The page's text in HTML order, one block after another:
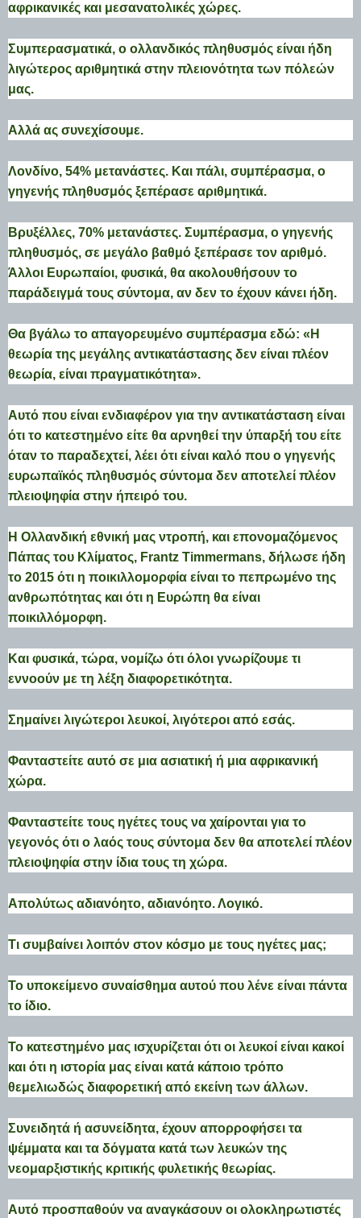
αφρικανικές και μεσανατολικές χώρες.
Συμπερασματικά, ο ολλανδικός πληθυσμός είναι ήδη
λιγώτερος αριθμητικά στην πλειονότητα των πόλεών
μας.
Αλλά ας συνεχίσουμε.
Λονδίνο, 54% μετανάστες. Και πάλι, συμπέρασμα, ο
γηγενής πληθυσμός ξεπέρασε αριθμητικά.
Βρυξέλλες, 70% μετανάστες. Συμπέρασμα, ο γηγενής
πληθυσμός, σε μεγάλο βαθμό ξεπέρασε τον αριθμό.
Άλλοι Ευρωπαίοι, φυσικά, θα ακολουθήσουν το
παράδειγμά τους σύντομα, αν δεν το έχουν κάνει ήδη.
Θα βγάλω το απαγορευμένο συμπέρασμα εδώ: «Η
θεωρία της μεγάλης αντικατάστασης δεν είναι πλέον
θεωρία, είναι πραγματικότητα».
Αυτό που είναι ενδιαφέρον για την αντικατάσταση είναι
ότι το κατεστημένο είτε θα αρνηθεί την ύπαρξή του είτε
όταν το παραδεχτεί, λέει ότι είναι καλό που ο γηγενής
ευρωπαϊκός πληθυσμός σύντομα δεν αποτελεί πλέον
πλειοψηφία στην ήπειρό του.
Η Ολλανδική εθνική μας ντροπή, και επονομαζόμενος
Πάπας του Κλίματος, Frantz Timmermans, δήλωσε ήδη
το 2015 ότι η ποικιλλομορφία είναι το πεπρωμένο της
ανθρωπότητας και ότι η Ευρώπη θα είναι
ποικιλλόμορφη.
Και φυσικά, τώρα, νομίζω ότι όλοι γνωρίζουμε τι
εννοούν με τη λέξη διαφορετικότητα.
Σημαίνει λιγώτεροι λευκοί, λιγότεροι από εσάς.
Φανταστείτε αυτό σε μια ασιατική ή μια αφρικανική
χώρα.
Φανταστείτε τους ηγέτες τους να χαίρονται για το
γεγονός ότι ο λαός τους σύντομα δεν θα αποτελεί πλέον
πλειοψηφία στην ίδια τους τη χώρα.
Απολύτως αδιανόητο, αδιανόητο. Λογικό.
Τι συμβαίνει λοιπόν στον κόσμο με τους ηγέτες μας;
Το υποκείμενο συναίσθημα αυτού που λένε είναι πάντα
το ίδιο.
Το κατεστημένο μας ισχυρίζεται ότι οι λευκοί είναι κακοί
και ότι η ιστορία μας είναι κατά κάποιο τρόπο
θεμελιωδώς διαφορετική από εκείνη των άλλων.
Συνειδητά ή ασυνείδητα, έχουν απορροφήσει τα
ψέμματα και τα δόγματα κατά των λευκών της
νεομαρξιστικής κριτικής φυλετικής θεωρίας.
Αυτό προσπαθούν να αναγκάσουν οι ολοκληρωτιστές